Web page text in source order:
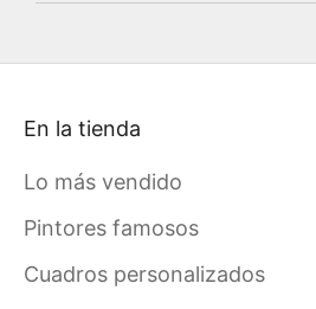
En la tienda
Lo más vendido
Pintores famosos
Cuadros personalizados